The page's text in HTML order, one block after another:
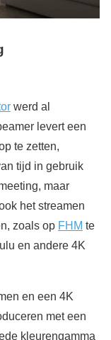
werd al
levert een
te zetten,
tijd in gebruik
maar
het streamen
zoals op FHM te
en andere 4K
en een 4K
met een
kleurengamma